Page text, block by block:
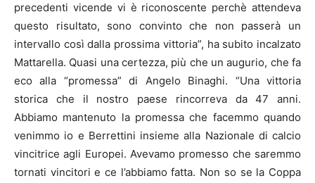
precedenti vicende vi è riconoscente perchè attendeva
questo risultato, sono convinto che non passerà un
intervallo così dalla prossima vittoria”, ha subito incalzato
Mattarella. Quasi una certezza, più che un augurio, che fa
eco alla “promessa” di Angelo Binaghi. “Una vittoria
storica che il nostro paese rincorreva da 47 anni.
Abbiamo mantenuto la promessa che facemmo quando
venimmo io e Berrettini insieme alla Nazionale di calcio
vincitrice agli Europei. Avevamo promesso che saremmo
tornati vincitori e ce l’abbiamo fatta. Non so se la Coppa